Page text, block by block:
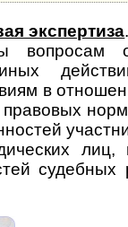
экспертиза
во­п­ро­сам
в
лиц,